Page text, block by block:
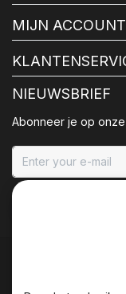
MIJN ACCOUNT
NIEUWSBRIEF
Abonneer je op